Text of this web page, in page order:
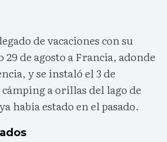
de vacaciones con su
29 de agosto a Francia, adonde
y se instaló el 3 de
a orillas del lago de
había estado en el pasado.